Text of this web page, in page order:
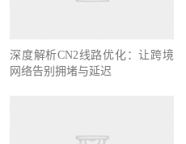
深度解析CN2线路优化：让跨境
网络告别拥堵与延迟